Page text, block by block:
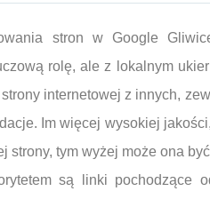
stron w Google
rolę, ale z lokalnym
internetowej z innych,
Im więcej wysokiej
strony, tym wyżej może ona
są linki pochodzące